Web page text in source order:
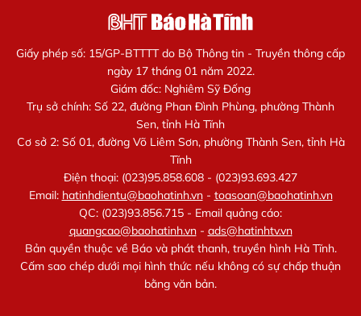
Giấy phép số: 15/GP-BTTTT do Bộ Thông tin - Truyền thông cấp
ngày 17 tháng 01 năm 2022.
Giám đốc: Nghiêm Sỹ Đống
Trụ sở chính: Số 22, đường Phan Đình Phùng, phường Thành
Sen, tỉnh Hà Tĩnh
Cơ sở 2: Số 01, đường Võ Liêm Sơn, phường Thành Sen, tỉnh Hà
Tĩnh
Điện thoại: (023)95.858.608 - (023)93.693.427
Email: hatinhdientu@baohatinh.vn- toasoan@baohatinh.vn
QC: (023)93.856.715 - Email quảng cáo:
quangcao@baohatinh.vn- ads@hatinhtv.vn
Bản quyền thuộc về Báo và phát thanh, truyền hình Hà Tĩnh.
Cấm sao chép dưới mọi hình thức nếu không có sự chấp thuận
bằng văn bản.